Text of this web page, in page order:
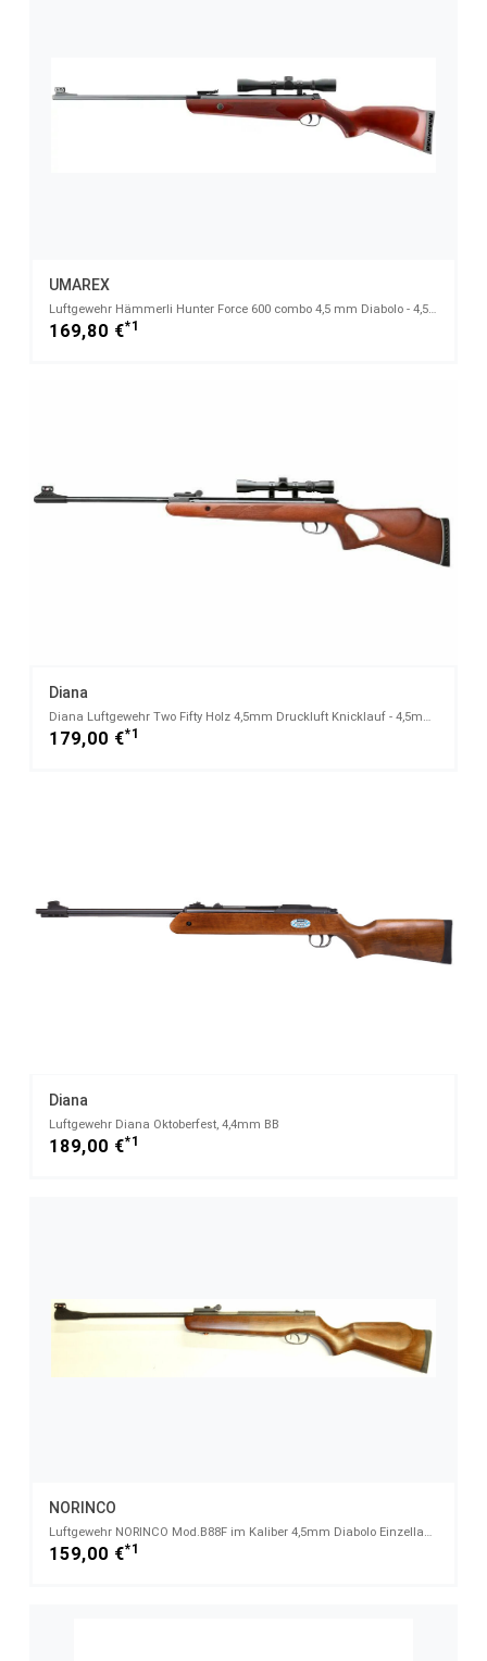
UMAREX
Luftgewehr Hämmerli Hunter Force 600 combo 4,5 mm Diabolo - 4,5mm Diabolo
169,80 €*1
Diana
Diana Luftgewehr Two Fifty Holz 4,5mm Druckluft Knicklauf - 4,5mm Diabolo
179,00 €*1
Diana
Luftgewehr Diana Oktoberfest, 4,4mm BB
189,00 €*1
NORINCO
Luftgewehr NORINCO Mod.B88F im Kaliber 4,5mm Diabolo Einzellader
159,00 €*1